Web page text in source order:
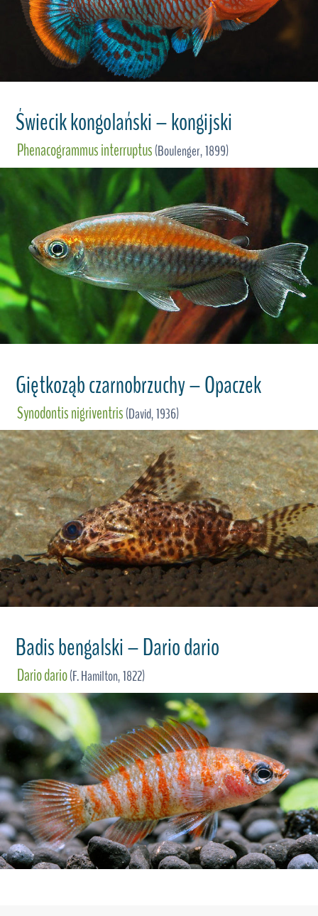
Świecik kongolański – kongijski
Phenacogrammus interruptus(Boulenger, 1899)
Giętkoząb czarnobrzuchy – Opaczek
Synodontis nigriventris(David, 1936)
Badis bengalski – Dario dario
Dario dario(F. Hamilton, 1822)